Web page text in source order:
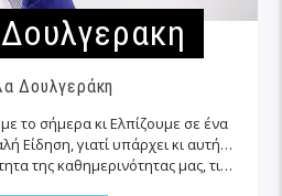
Δουλγεράκη
το σήμερα κι Ελπίζουμε σε ένα
της καθημερινότητας μας, τις